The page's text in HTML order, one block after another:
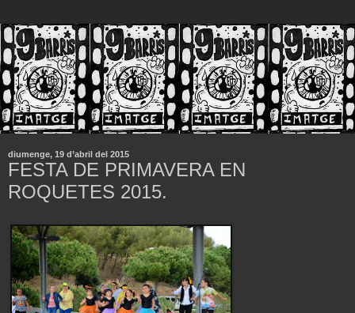
diumenge, 19 d’abril del 2015
FESTA DE PRIMAVERA EN
ROQUETES 2015.